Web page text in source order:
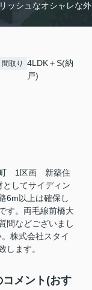
ッシュなオシャレな外
間取り
4LDK＋S(納
戸)
町 1区画 新築住
してサイディン
6m以上は確保し
す。両毛線前橋大
問などございまし
株式会社スタイ
します。
メント(おす